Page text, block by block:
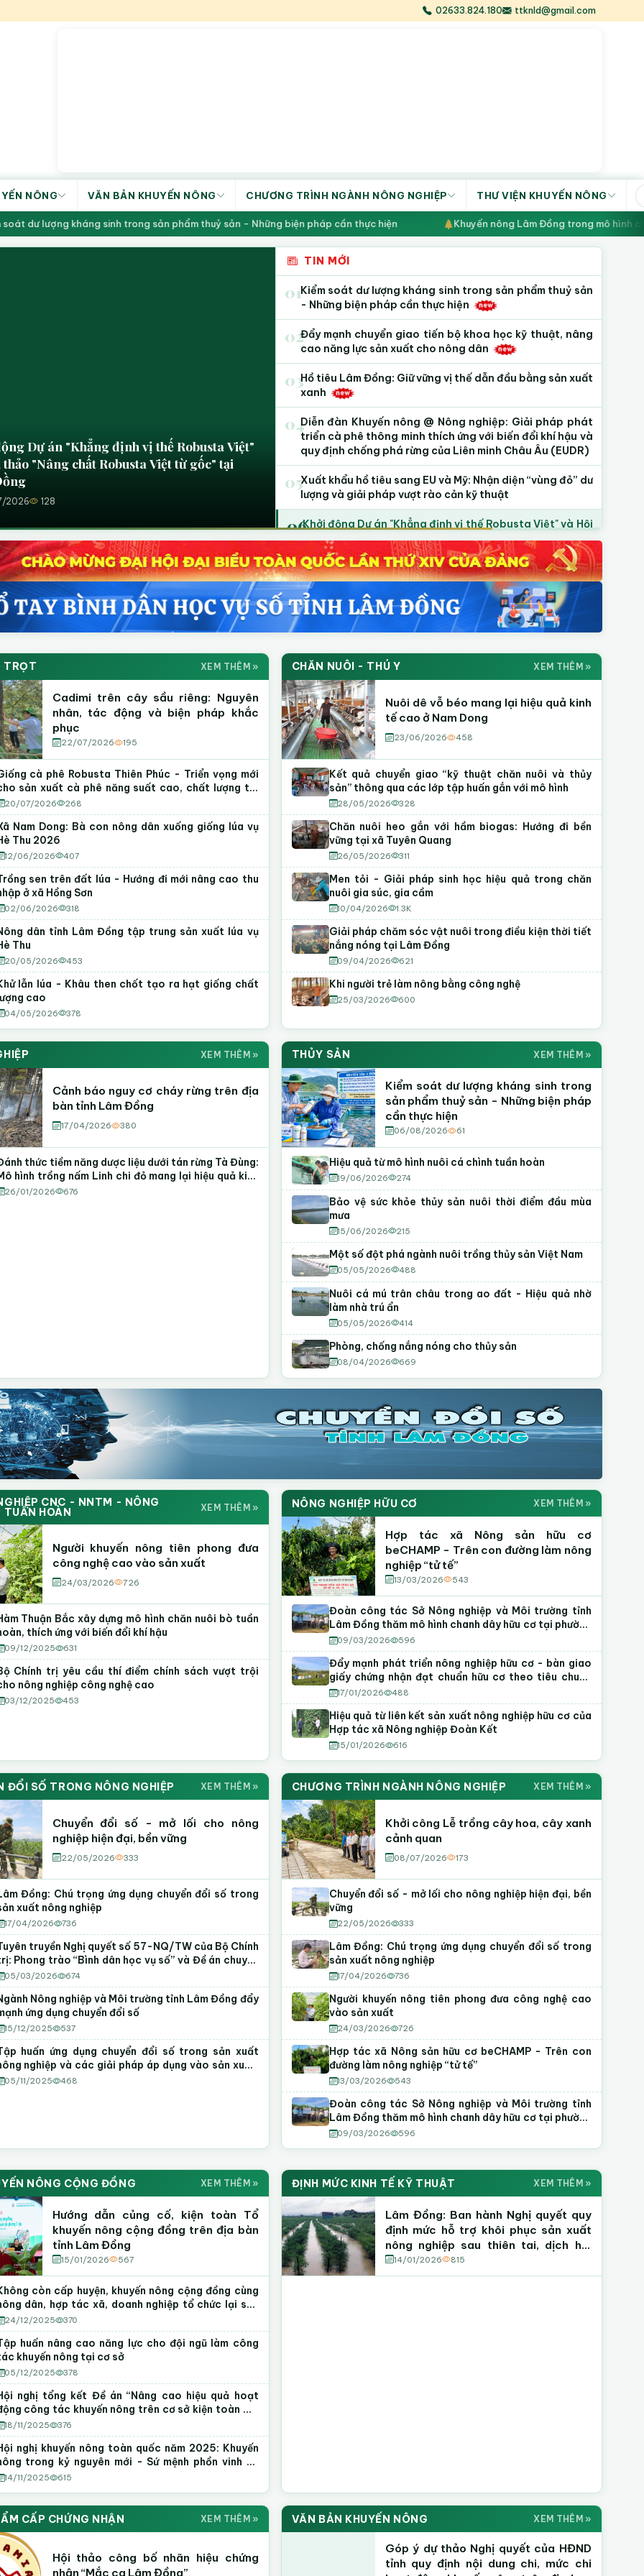
02633.824.180 ttknld@gmail.com
NÔNG VĂN BẢN KHUYẾN NÔNG CHƯƠNG TRÌNH NGÀNH NÔNG NGHIỆP THƯ VIỆN KHUYẾN NÔNG
nghiệp địa phương Khởi công Lễ trồng cây hoa, cây xanh cảnh quan Kiểm soát dư lượng kháng sinh trong sản
trên cây sầu riêng: Nguyên nhân, tác động
pháp khắc phục
2026 195
TIN MỚI
01Kiểm soát dư lượng kháng sinh trong sản phẩm thuỷ sản
- Những biện pháp cần thực hiện
02Đẩy mạnh chuyển giao tiến bộ khoa học kỹ thuật, nâng
cao năng lực sản xuất cho nông dân
03Hồ tiêu Lâm Đồng: Giữ vững vị thế dẫn đầu bằng sản xuất
xanh
04Diễn đàn Khuyến nông @ Nông nghiệp: Giải pháp phát
triển cà phê thông minh thích ứng với biến đổi khí hậu và
quy định chống phá rừng của Liên minh Châu Âu (EUDR)
05Xuất khẩu hồ tiêu sang EU và Mỹ: Nhận diện “vùng đỏ” dư
lượng và giải pháp vượt rào cản kỹ thuật
06Khởi động Dự án "Khẳng định vị thế Robusta Việt" và Hội
thảo "Nâng chất Robusta Việt từ gốc" tại Lâm Đồng
07Cadimi trên cây sầu riêng: Nguyên nhân, tác động và
biện pháp khắc phục
08Góp ý dự thảo Nghị quyết của HĐND tỉnh quy định nội
dung chi, mức chi hoạt động khuyến nông trên địa bàn
Nông Lâm Đồng
Hoạt động · Sự kiện nổi bật
theo dõi Thích Fanpage
YOUTUBE
Kênh YouTube Khuyến Nông
Video kỹ thuật Hướng dẫn canh tác Mô hình điển hình
100Đăng ký 12+ Video
TRỌT XEM THÊM »
Cadimi trên cây sầu riêng: Nguyên
nhân, tác động và biện pháp khắc
phục
22/07/2026 195
cà phê Robusta Thiên Phúc - Triển vọng mới
sản xuất cà phê năng suất cao, chất lượng tại
Đồng
20/07/2026 268
Nam Dong: Bà con nông dân xuống giống lúa vụ
Thu 2026
12/06/2026 407
sen trên đất lúa - Hướng đi mới nâng cao thu
ở xã Hồng Sơn
02/06/2026 318
dân tỉnh Lâm Đồng tập trung sản xuất lúa vụ
Thu
20/05/2026 453
lẫn lúa - Khâu then chốt tạo ra hạt giống chất
cao
04/05/2026 378
CHĂN NUÔI - THÚ Y XEM THÊM »
Nuôi dê vỗ béo mang lại hiệu quả kinh
tế cao ở Nam Dong
23/06/2026 458
Kết quả chuyển giao “kỹ thuật chăn nuôi và thủy
sản” thông qua các lớp tập huấn gắn với mô hình
28/05/2026 328
Chăn nuôi heo gắn với hầm biogas: Hướng đi bền
vững tại xã Tuyên Quang
26/05/2026 311
Men tỏi - Giải pháp sinh học hiệu quả trong chăn
nuôi gia súc, gia cầm
10/04/2026 1.3K
Giải pháp chăm sóc vật nuôi trong điều kiện thời tiết
nắng nóng tại Lâm Đồng
09/04/2026 621
Khi người trẻ làm nông bằng công nghệ
25/03/2026 600
XEM THÊM »
Cảnh báo nguy cơ cháy rừng trên địa
bàn tỉnh Lâm Đồng
17/04/2026 380
thức tiềm năng dược liệu dưới tán rừng Tà Đùng:
hình trồng nấm Linh chi đỏ mang lại hiệu quả kinh
cao
26/01/2026 676
THỦY SẢN XEM THÊM »
Kiểm soát dư lượng kháng sinh trong
sản phẩm thuỷ sản - Những biện pháp
cần thực hiện
06/08/2026 61
Hiệu quả từ mô hình nuôi cá chình tuần hoàn
19/06/2026 274
Bảo vệ sức khỏe thủy sản nuôi thời điểm đầu mùa
mưa
15/06/2026 215
Một số đột phá ngành nuôi trồng thủy sản Việt Nam
05/05/2026 488
Nuôi cá mú trân châu trong ao đất - Hiệu quả nhờ
làm nhà trú ẩn
05/05/2026 414
Phòng, chống nắng nóng cho thủy sản
08/04/2026 669
CNC - NNTM - NÔNG
TUẦN HOÀN XEM THÊM »
Người khuyến nông tiên phong đưa
công nghệ cao vào sản xuất
24/03/2026 726
Thuận Bắc xây dựng mô hình chăn nuôi bò tuần
thích ứng với biến đổi khí hậu
09/12/2025 631
Chính trị yêu cầu thí điểm chính sách vượt trội
nông nghiệp công nghệ cao
03/12/2025 453
NÔNG NGHIỆP HỮU CƠ XEM THÊM »
Hợp tác xã Nông sản hữu cơ
beCHAMP - Trên con đường làm nông
nghiệp “tử tế”
13/03/2026 543
Đoàn công tác Sở Nông nghiệp và Môi trường tỉnh
Lâm Đồng thăm mô hình chanh dây hữu cơ tại phường
Tiến Thành
09/03/2026 596
Đẩy mạnh phát triển nông nghiệp hữu cơ - bàn giao
giấy chứng nhận đạt chuẩn hữu cơ theo tiêu chuẩn
Việt Nam
17/01/2026 488
Hiệu quả từ liên kết sản xuất nông nghiệp hữu cơ của
Hợp tác xã Nông nghiệp Đoàn Kết
15/01/2026 616
ĐỔI SỐ TRONG NÔNG NGHIỆP XEM THÊM »
Chuyển đổi số - mở lối cho nông
nghiệp hiện đại, bền vững
22/05/2026 333
Đồng: Chú trọng ứng dụng chuyển đổi số trong
xuất nông nghiệp
17/04/2026 736
truyền Nghị quyết số 57-NQ/TW của Bộ Chính
Phong trào “Bình dân học vụ số” và Đề án chuyển
số trong các cơ quan Đảng
05/03/2026 674
Nông nghiệp và Môi trường tỉnh Lâm Đồng đẩy
ứng dụng chuyển đổi số
15/12/2025 537
huấn ứng dụng chuyển đổi số trong sản xuất
nghiệp và các giải pháp áp dụng vào sản xuất,
doanh
05/11/2025 468
CHƯƠNG TRÌNH NGÀNH NÔNG NGHIỆP XEM THÊM »
Khởi công Lễ trồng cây hoa, cây xanh
cảnh quan
08/07/2026 173
Chuyển đổi số - mở lối cho nông nghiệp hiện đại, bền
vững
22/05/2026 333
Lâm Đồng: Chú trọng ứng dụng chuyển đổi số trong
sản xuất nông nghiệp
17/04/2026 736
Người khuyến nông tiên phong đưa công nghệ cao
vào sản xuất
24/03/2026 726
Hợp tác xã Nông sản hữu cơ beCHAMP - Trên con
đường làm nông nghiệp “tử tế”
13/03/2026 543
Đoàn công tác Sở Nông nghiệp và Môi trường tỉnh
Lâm Đồng thăm mô hình chanh dây hữu cơ tại phường
Tiến Thành
09/03/2026 596
ẢNH& Hình Ảnh Hoạt Động
Lâm Đồng Tập huấn · Hội thảo · Phiên chợ
ảnh Cập nhật thường xuyên
VIDEO KN
Video Kỹ Thuật Khuyến Nông
Hướng dẫn canh tác Mô hình nông nghiệp CNC Tập huấn
80+ Video 50K+ Lượt xem
NÔNG CỘNG ĐỒNG XEM THÊM »
Hướng dẫn củng cố, kiện toàn Tổ
khuyến nông cộng đồng trên địa bàn
tỉnh Lâm Đồng
15/01/2026 567
còn cấp huyện, khuyến nông cộng đồng cùng
dân, hợp tác xã, doanh nghiệp tổ chức lại sản
24/12/2025 370
huấn nâng cao năng lực cho đội ngũ làm công
khuyến nông tại cơ sở
05/12/2025 378
nghị tổng kết Đề án “Nâng cao hiệu quả hoạt
công tác khuyến nông trên cơ sở kiện toàn mô
Tổ khuyến nông cộng đồng” giai đoạn 2022 -
18/11/2025 376
nghị khuyến nông toàn quốc năm 2025: Khuyến
trong kỷ nguyên mới - Sứ mệnh phồn vinh và
vượng
14/11/2025 615
ĐỊNH MỨC KINH TẾ KỸ THUẬT XEM THÊM »
Lâm Đồng: Ban hành Nghị quyết quy
định mức hỗ trợ khôi phục sản xuất
nông nghiệp sau thiên tai, dịch hại
thực vật
14/01/2026 815
CẤP CHỨNG NHẬN XEM THÊM »
Hội thảo công bố nhãn hiệu chứng
nhận “Mắc ca Lâm Đồng”
VĂN BẢN KHUYẾN NÔNG XEM THÊM »
Góp ý dự thảo Nghị quyết của HĐND
tỉnh quy định nội dung chi, mức chi